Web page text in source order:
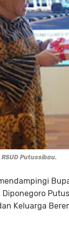
Putussibau.
Diponegoro
Keluarga